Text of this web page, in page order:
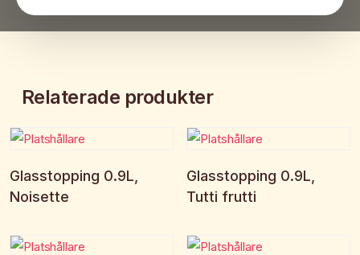
Relaterade produkter
Begär offert
Glasstopping 0.9L,
Noisette
Begär offert
Glasstopping 0.9L,
Tutti frutti